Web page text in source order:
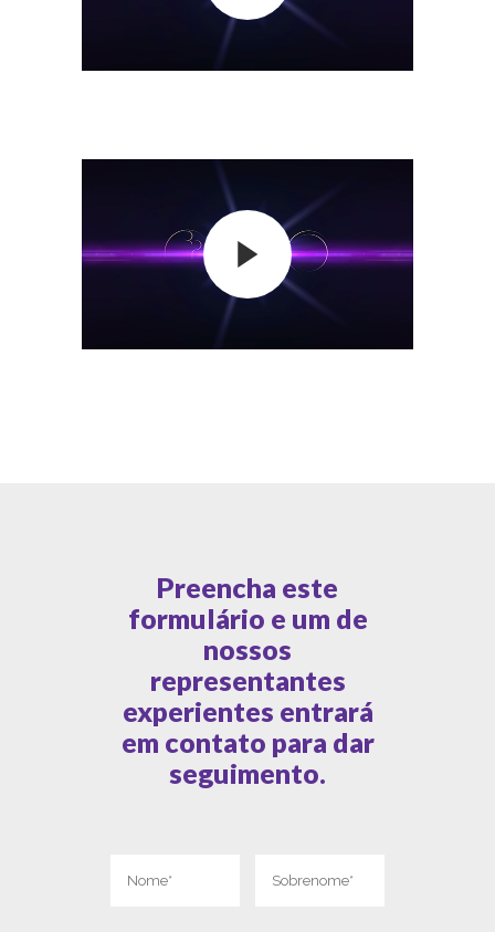
Preencha este
formulário e um de
nossos
representantes
experientes entrará
em contato para dar
seguimento.